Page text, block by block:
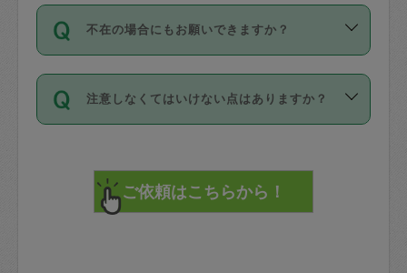
を依頼してください。
参考
【詳細】タスカジさんの登録に際
写真を撮り、
詳細FAQ：
損害賠償保険について教えて
1. 直前キャンセル（定期、スポット契約
共通）
72時間を超える※と、以下のキャンセル
料が発生します。
直前キャンセル料：
72時間前〜24時間前＝依頼料金の50%
「お試し利用」というメニューはありま
せんが、「一回のみ」依頼を活用するこ
とによって、気に入ったタスカジさんを
まず、条件の合う気になるタスカジさ
みてください。
その後、一番気に入ったタスカジさんに
不在の場合にもお願いできますか？
不在の場合の作業はタスカジさんの同意
が必要です。数回の依頼ののち、タスカ
ジさんと依頼者の間で十分な信頼関係が
てください。
不在時に部屋に入るためにタスカジさん
注意しなくてはいけない点はありますか？
で、必ず鍵のかかるロッカーや金庫に入
れて依頼者の責任の元管理するよう心掛
けてください。